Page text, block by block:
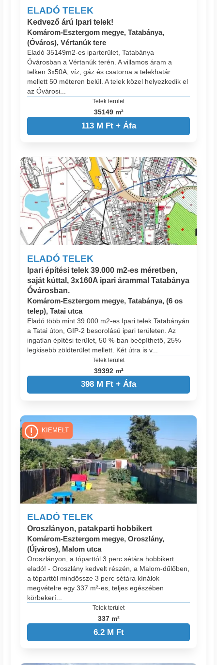
ELADÓ TELEK
Kedvező árú Ipari telek!
Komárom-Esztergom megye, Tatabánya,
(Óváros), Vértanúk tere
Eladó 35149m2-es iparterület, Tatabánya
Óvárosban a Vértanúk terén. A villamos áram a
telken 3x50A, víz, gáz és csatorna a telekhatár
mellett 50 méteren belül. A telek közel helyezkedik el
az Óvárosi...
Telek terület
35149 m²
113 M Ft + Áfa
ELADÓ TELEK
Ipari építési telek 39.000 m2-es méretben,
saját kúttal, 3x160A ipari árammal Tatabánya
Óvárosban.
Komárom-Esztergom megye, Tatabánya, (6 os
telep), Tatai utca
Eladó több mint 39.000 m2-es Ipari telek Tatabányán
a Tatai úton, GIP-2 besorolású ipari területen. Az
ingatlan építési terület, 50 %-ban beépíthető, 25%
legkisebb zöldterület mellett. Két útra is v...
Telek terület
39392 m²
398 M Ft + Áfa
ELADÓ TELEK
Oroszlányon, patakparti hobbikert
Komárom-Esztergom megye, Oroszlány,
(Újváros), Malom utca
Oroszlányon, a tóparttól 3 perc sétára hobbikert
eladó! - Oroszlány kedvelt részén, a Malom-dűlőben,
a tóparttól mindössze 3 perc sétára kínálok
megvételre egy 337 m²-es, teljes egészében
körbekerí...
Telek terület
337 m²
6.2 M Ft
KIEMELT